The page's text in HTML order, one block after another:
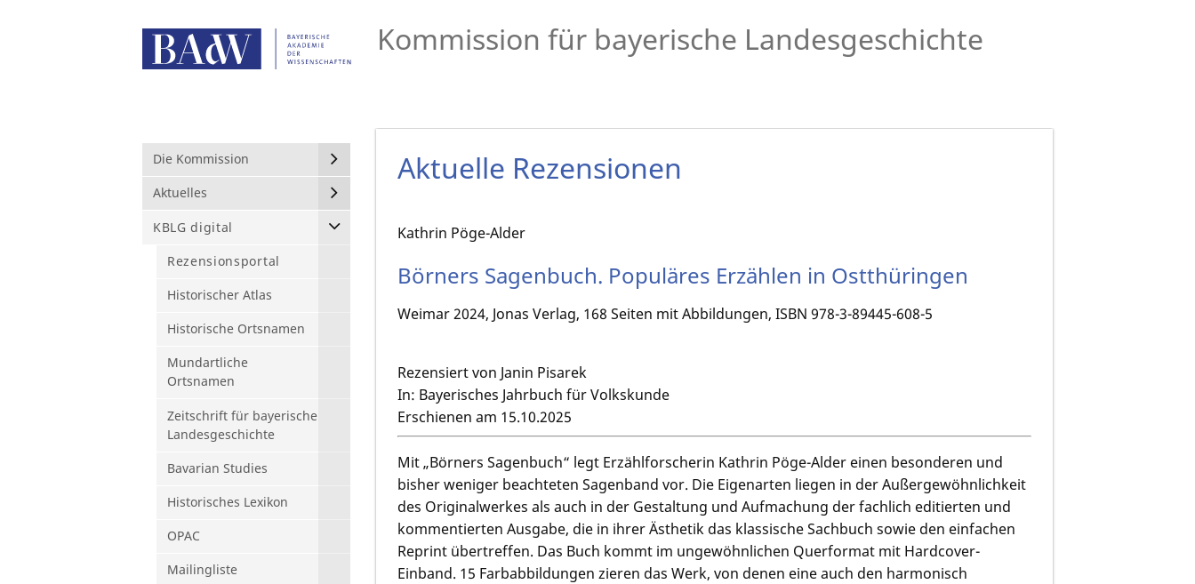
Kommission für bayerische Landesgeschichte
Die Kommission
Aktuelles
KBLG digital
Rezensionsportal
Historischer Atlas
Historische Ortsnamen
Mundartliche
Ortsnamen
Zeitschrift für bayerische
Landesgeschichte
Bavarian Studies
Historisches Lexikon
OPAC
Mailingliste
Aktuelle Rezensionen
Kathrin Pöge-Alder
Börners Sagenbuch. Populäres Erzählen in Ostthüringen
Weimar 2024, Jonas Verlag, 168 Seiten mit Abbildungen, ISBN 978-3-89445-608-5
Rezensiert von Janin Pisarek
In: Bayerisches Jahrbuch für Volkskunde
Erschienen am 15.10.2025
Mit „Börners Sagenbuch“ legt Erzählforscherin Kathrin Pöge-Alder einen besonderen und
bisher weniger beachteten Sagenband vor. Die Eigenarten liegen in der Außergewöhnlichkeit
des Originalwerkes als auch in der Gestaltung und Aufmachung der fachlich editierten und
kommentierten Ausgabe, die in ihrer Ästhetik das klassische Sachbuch sowie den einfachen
Reprint übertreffen. Das Buch kommt im ungewöhnlichen Querformat mit Hardcover-
Einband. 15 Farbabbildungen zieren das Werk, von denen eine auch den harmonisch